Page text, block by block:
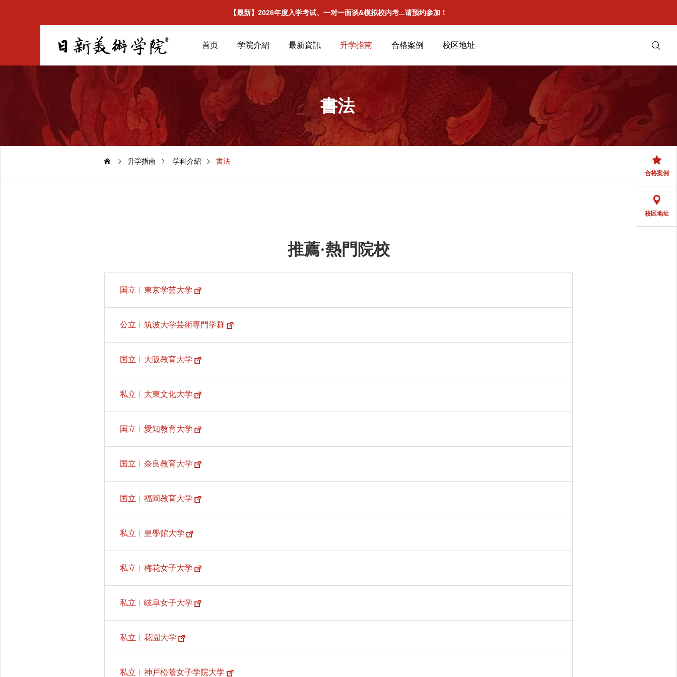
【最新】2026年度入学考试、一对一面谈&模拟校内考...请预约参加！
首页 学院介紹 最新資訊 升学指南 合格案例 校区地址
合格案例
校区地址
書法
升学指南 学科介紹 書法
推薦·熱門院校
国立︱東京学芸大学
公立︱筑波大学芸術専門学群
国立︱大阪教育大学
私立︱大東文化大学
国立︱愛知教育大学
国立︱奈良教育大学
国立︱福岡教育大学
私立︱皇學館大学
私立︱梅花女子大学
私立︱岐阜女子大学
私立︱花園大学
私立︱神戸松蔭女子学院大学